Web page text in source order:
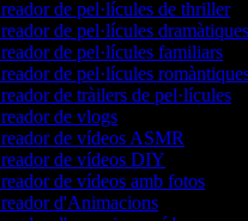
de pel·lícules de thriller
de pel·lícules dramàtiques
de pel·lícules familiars
de pel·lícules romàntiques
de tràilers de pel·lícules
de vlogs
de vídeos ASMR
de vídeos DIY
de vídeos amb fotos
d'Animacions